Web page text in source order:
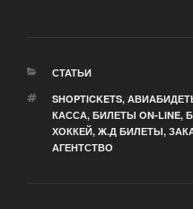
РУБРИКИ
СТАТЬИ
МЕТКИ
SHOPTICKETS,
КАССА, БИЛЕТЫ ON-LINE,
ХОККЕЙ, Ж.Д БИЛЕТЫ,
АГЕНТСТВО